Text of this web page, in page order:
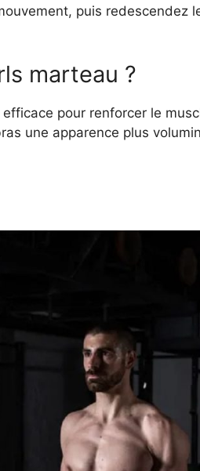
puis redescendez
marteau ?
pour renforcer le
une apparence plus